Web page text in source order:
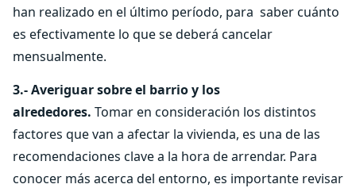
han realizado en el último período, para saber cuánto
es efectivamente lo que se deberá cancelar
mensualmente.
3.- Averiguar sobre el barrio y los
alrededores. Tomar en consideración los distintos
factores que van a afectar la vivienda, es una de las
recomendaciones clave a la hora de arrendar. Para
conocer más acerca del entorno, es importante revisar